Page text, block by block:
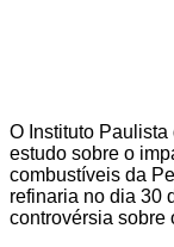
O Instituto
estudo sobre o
combustíveis da
refinaria no dia 30
controvérsia sobre